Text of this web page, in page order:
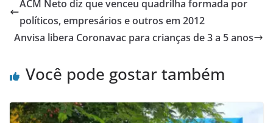
ACM Neto diz que venceu quadrilha formada por
políticos, empresários e outros em 2012
Anvisa libera Coronavac para crianças de 3 a 5 anos
Você pode gostar também